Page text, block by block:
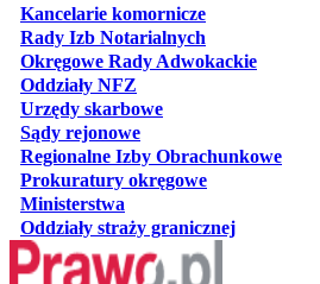
Kancelarie komorniczeotwiera się w
Rady Izb Notarialnych
Okręgowe Rady Adwokackieotwiera
Oddziały NFZ
Urzędy skarboweotwiera się w nowej
Sądy rejonoweotwiera się w nowej
Regionalne Izby Obrachunkowe
Prokuratury okręgoweotwiera się w
Ministerstwa
Oddziały straży granicznejotwiera